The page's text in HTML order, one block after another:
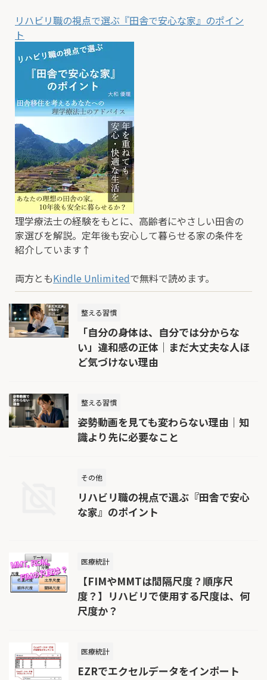
リハビリ職の視点で選ぶ『田舎で安心な家』のポイン
ト
理学療法士の経験をもとに、高齢者にやさしい田舎の
家選びを解説。定年後も安心して暮らせる家の条件を
紹介しています↑
両方ともKindle Unlimitedで無料で読めます。
整える習慣
「自分の身体は、自分では分からな
い」違和感の正体｜まだ大丈夫な人ほ
ど気づけない理由
整える習慣
姿勢動画を見ても変わらない理由｜知
識より先に必要なこと
その他
リハビリ職の視点で選ぶ『田舎で安心
な家』のポイント
医療統計
【FIMやMMTは間隔尺度？順序尺
度？】リハビリで使用する尺度は、何
尺度か？
医療統計
EZRでエクセルデータをインポート